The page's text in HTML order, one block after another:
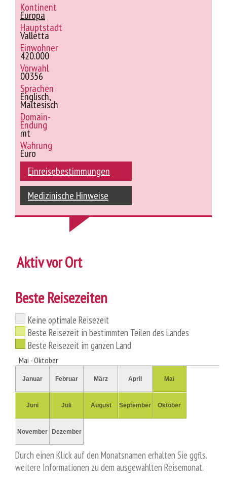
Kontinent
Europa
Hauptstadt
Valletta
Einwohner
420.000
Vorwahl
00356
Sprachen
Englisch,
Maltesisch
Domain-
Endung
mt
Währung
Euro
Einreisebestimmungen
Medizinische Hinweise
Aktiv vor Ort
Beste Reisezeiten
Keine optimale Reisezeit
Beste Reisezeit in bestimmten Teilen des Landes
Beste Reisezeit im ganzen Land
Mai - Oktober
Januar Februar März April Mai
Juni Juli August September Oktober
November Dezember
Durch einen Klick auf den Monatsnamen erhalten Sie ggfls.
weitere Informationen zu dem ausgewählten Reisemonat.